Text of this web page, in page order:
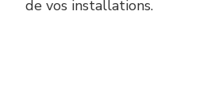
de vos installations.